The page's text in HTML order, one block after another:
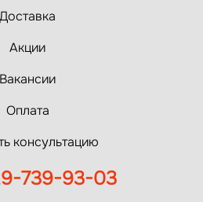
Доставка
Акции
Вакансии
Оплата
консультацию
739-93-03